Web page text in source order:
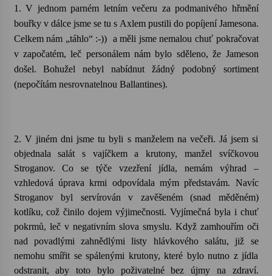
Ozvěny prázdnin
14. 7. 2026
Varhanní recitál Michala Novenka v Klášteře
Želiv
3. 7. 2026
30. 6. 2026
1. V jednom parném letním večeru za podmanivého hřmění
bouřky v dálce jsme se tu s Axlem pustili do popíjení Jamesona.
Celkem nám „táhlo“ :-)) a měli jsme nemalou chuť pokračovat
v započatém, leč personálem nám bylo sděleno, že Jameson
došel. Bohužel nebyl nabídnut žádný podobný sortiment
(nepočítám nesrovnatelnou Ballantines).
2. V jiném dni jsme tu byli s manželem na večeři. Já jsem si
objednala salát s vajíčkem a krutony, manžel svíčkovou
Stroganov. Co se týče vzezření jídla, nemám výhrad –
vzhledová úprava krmi odpovídala mým představám. Navíc
Stroganov byl servírován v zavěšeném (snad měděném)
kotlíku, což činilo dojem výjimečnosti. Vyjímečná byla i chuť
pokrmů, leč v negativním slova smyslu. Když zamhouřím oči
nad povadlými zahnědlými listy hlávkového salátu, již se
nemohu smířit se spálenými krutony, které bylo nutno z jídla
odstranit, aby toto bylo poživatelné bez újmy na zdraví.